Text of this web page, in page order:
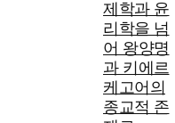
their mutual
relationship.
The two
are used to
analyze the
yin,the yang,
and their
제학과 윤
리학을 넘
어 왕양명
과 키에르
케고어의
종교적 존